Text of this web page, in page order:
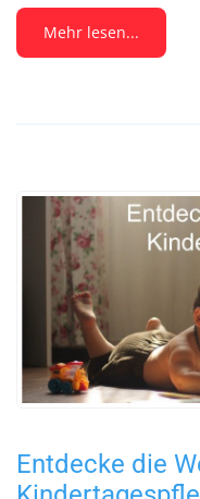
Mehr lesen...
Entdecke die